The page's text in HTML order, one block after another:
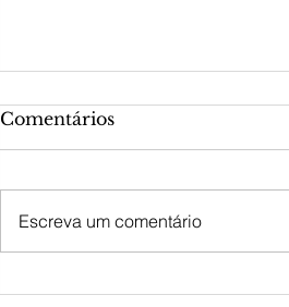
O poder do passado!
Comentários
Escreva um comentário